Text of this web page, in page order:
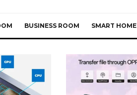
BUSINESS ROOM SMART HOME